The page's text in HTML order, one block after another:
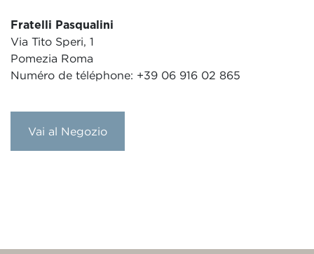
Fratelli Pasqualini
Via Tito Speri, 1
Pomezia Roma
Numéro de téléphone: +39 06 916 02 865
Vai al Negozio